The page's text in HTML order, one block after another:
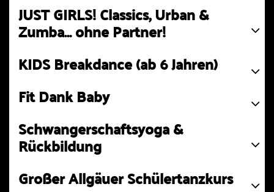
JUST GIRLS! Classics, Urban &
Zumba… ohne Partner!
KIDS Breakdance (ab 6 Jahren)
Fit Dank Baby
Schwangerschaftsyoga &
Rückbildung
Großer Allgäuer Schülertanzkurs